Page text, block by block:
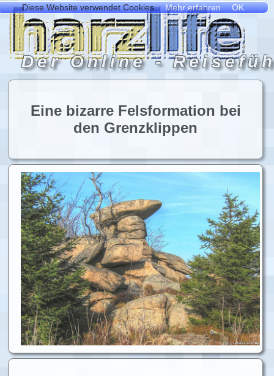
Eine bizarre Felsformation bei
den Grenzklippen